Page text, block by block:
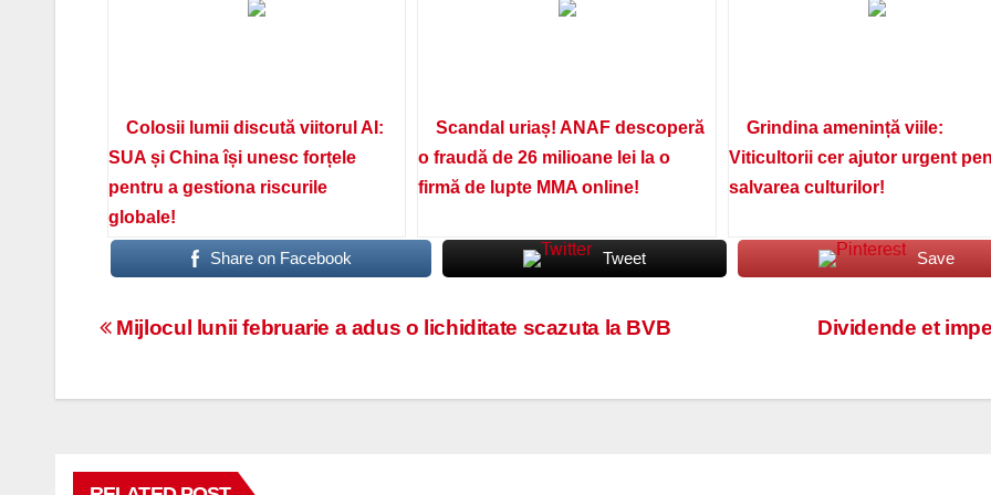
Colosii lumii discută viitorul AI:
SUA și China își unesc forțele
pentru a gestiona riscurile
globale!
Scandal uriaș! ANAF descoperă
o fraudă de 26 milioane lei la o
firmă de lupte MMA online!
Grindina amenință viile:
Viticultorii cer ajutor urgent
salvarea culturilor!
Share on Facebook Tweet Save
Navigare
Dividende et
Mijlocul lunii februarie a adus o lichiditate scazuta la BVB